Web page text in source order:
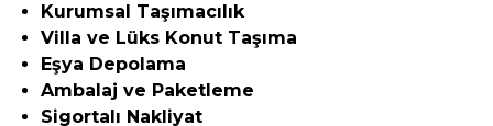
Kurumsal Taşımacılık
Villa ve Lüks Konut Taşıma
Eşya Depolama
Ambalaj ve Paketleme
Sigortalı Nakliyat